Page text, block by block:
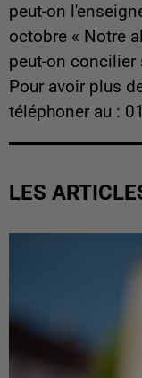
peut-on
octobre « Notre
peut-on concilier
Pour avoir plus
téléphoner au :
LES